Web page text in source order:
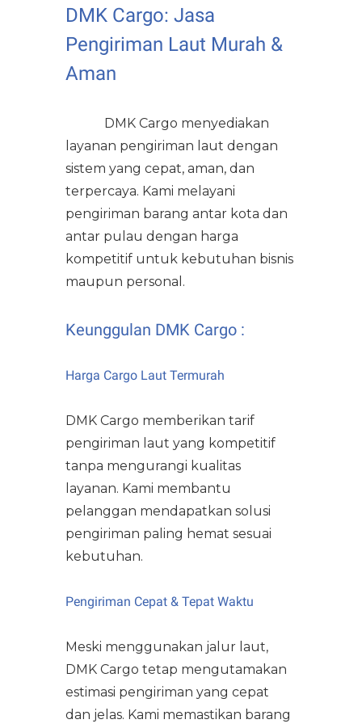
DMK Cargo: Jasa
Pengiriman Laut Murah &
Aman
DMK Cargo menyediakan
layanan pengiriman laut dengan
sistem yang cepat, aman, dan
terpercaya. Kami melayani
pengiriman barang antar kota dan
antar pulau dengan harga
kompetitif untuk kebutuhan bisnis
maupun personal.
Keunggulan DMK Cargo :
Harga Cargo Laut Termurah
DMK Cargo memberikan tarif
pengiriman laut yang kompetitif
tanpa mengurangi kualitas
layanan. Kami membantu
pelanggan mendapatkan solusi
pengiriman paling hemat sesuai
kebutuhan.
Pengiriman Cepat & Tepat Waktu
Meski menggunakan jalur laut,
DMK Cargo tetap mengutamakan
estimasi pengiriman yang cepat
dan jelas. Kami memastikan barang